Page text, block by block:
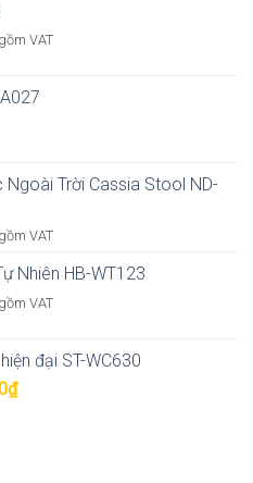
VAT
Ngoài Trời Cassia Stool ND-
VAT
Nhiên HB-WT123
VAT
đại ST-WC630
₫Giá